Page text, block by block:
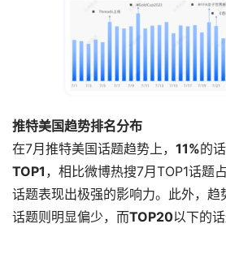
推特美国趋势排名分布
在7月推特美国话题趋势上， 11%的
TOP1 ，相比微博热搜7月TOP1话题
话题表现出极强的影响力。此外，趋
话题则明显偏少，而TOP20以下的